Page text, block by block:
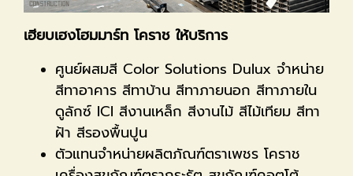
เฮียบเฮงโฮมมาร์ท โคราช ให้บริการ
ศูนย์ผสมสี Color Solutions Dulux จำหน่าย
สีทาอาคาร สีทาบ้าน สีทาภายนอก สีทาภายใน
ดูลักซ์ ICI สีงานเหล็ก สีงานไม้ สีไม้เทียม สีทา
ฝ้า สีรองพื้นปูน
ตัวแทนจำหน่ายผลิตภัณฑ์ตราเพชร โคราช